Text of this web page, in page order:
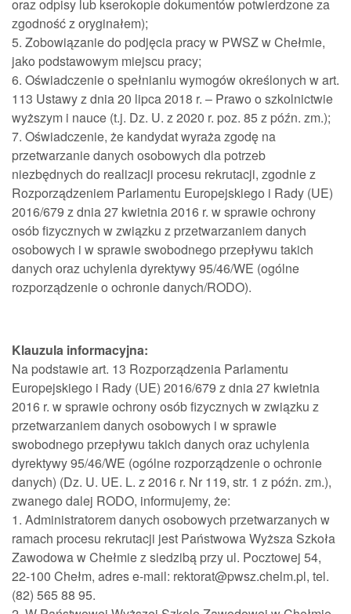
oraz odpisy lub kserokopie dokumentów potwierdzone za
zgodność z oryginałem);
5. Zobowiązanie do podjęcia pracy w PWSZ w Chełmie,
jako podstawowym miejscu pracy;
6. Oświadczenie o spełnianiu wymogów określonych w art.
113 Ustawy z dnia 20 lipca 2018 r. – Prawo o szkolnictwie
wyższym i nauce (t.j. Dz. U. z 2020 r. poz. 85 z późn. zm.);
7. Oświadczenie, że kandydat wyraża zgodę na
przetwarzanie danych osobowych dla potrzeb
niezbędnych do realizacji procesu rekrutacji, zgodnie z
Rozporządzeniem Parlamentu Europejskiego i Rady (UE)
2016/679 z dnia 27 kwietnia 2016 r. w sprawie ochrony
osób fizycznych w związku z przetwarzaniem danych
osobowych i w sprawie swobodnego przepływu takich
danych oraz uchylenia dyrektywy 95/46/WE (ogólne
rozporządzenie o ochronie danych/RODO).
Klauzula informacyjna:
Na podstawie art. 13 Rozporządzenia Parlamentu
Europejskiego i Rady (UE) 2016/679 z dnia 27 kwietnia
2016 r. w sprawie ochrony osób fizycznych w związku z
przetwarzaniem danych osobowych i w sprawie
swobodnego przepływu takich danych oraz uchylenia
dyrektywy 95/46/WE (ogólne rozporządzenie o ochronie
danych) (Dz. U. UE. L. z 2016 r. Nr 119, str. 1 z późn. zm.),
zwanego dalej RODO, informujemy, że:
1. Administratorem danych osobowych przetwarzanych w
ramach procesu rekrutacji jest Państwowa Wyższa Szkoła
Zawodowa w Chełmie z siedzibą przy ul. Pocztowej 54,
22-100 Chełm, adres e-mail: rektorat@pwsz.chelm.pl, tel.
(82) 565 88 95.